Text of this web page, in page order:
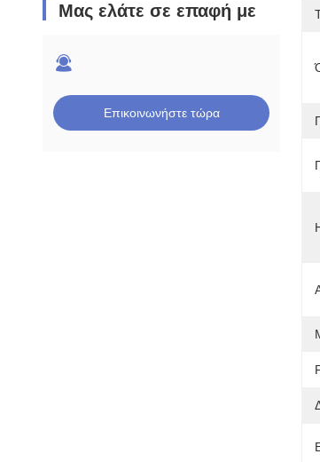
Μας ελάτε σε επαφή με
Επικοινωνήστε τώρα